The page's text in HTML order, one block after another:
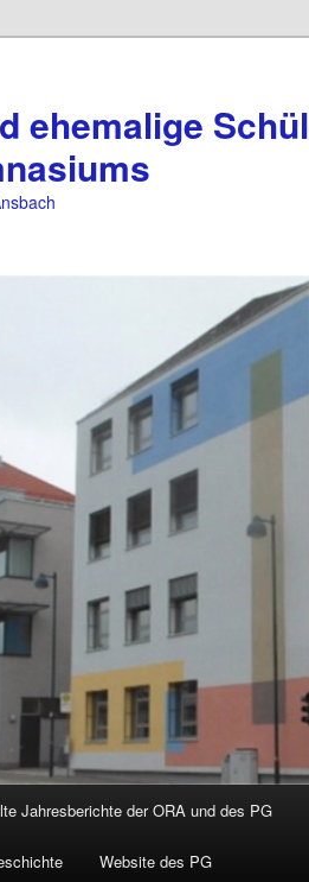
ehemalige
Jahresberichte der ORA und des PG
Website des PG